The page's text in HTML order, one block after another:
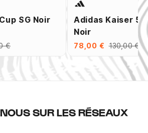
SG Noir
€
Adidas Kaiser 5
Noir
78,00 € 130,00 €
SUR LES RÉSEAUX